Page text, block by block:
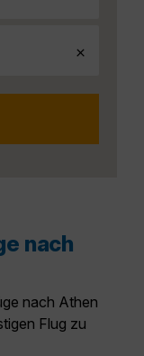
nach
nach Athen
Flug zu